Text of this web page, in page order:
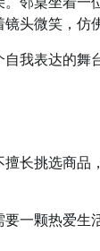
头微笑，仿
我表达的
长挑选商
一颗热爱